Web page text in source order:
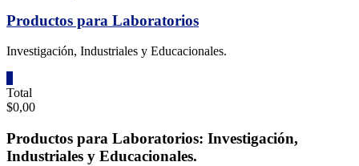
Productos para Laboratorios
Investigación, Industriales y Educacionales.
Total
$0,00
Productos para Laboratorios: Investigación,
Industriales y Educacionales.